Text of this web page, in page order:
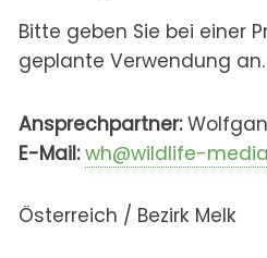
Bitte geben Sie bei einer
geplante Verwendung an.
Ansprechpartner:
E-Mail: wh@wildlife-
Österreich / Bezirk Melk